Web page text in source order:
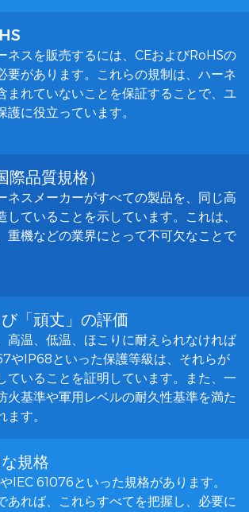
ネスを販売するには、CEおよびRoHSの
要があります。これらの規制は、ハーネ
まれていないことを保証することで、ユ
護に役立っています。
品質規格）
ネスメーカーがすべての製品を、同じ高
していることを示しています。これは、
重機などの業界にとって不可欠なことで
び「頑丈」の評価
高温、低温、ほこりに耐えられなければ
やIP68といった保護等級は、それらが
ていることを証明しています。また、一
火基準や軍用レベルの耐久性基準を満た
す。
規格
IEC 61076といった規格があります。
あれば、これらすべてを把握し、必要に